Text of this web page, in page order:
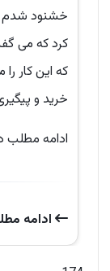
خشنود شدم
کرد که می
که این کار
خرید و
ادامه
ادامه‌